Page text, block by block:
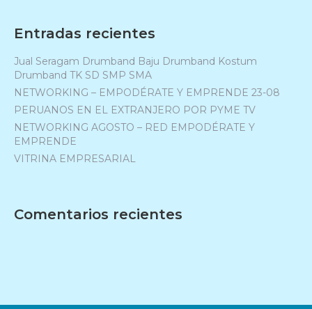
Entradas recientes
Jual Seragam Drumband Baju Drumband Kostum
Drumband TK SD SMP SMA
NETWORKING – EMPODÉRATE Y EMPRENDE 23-08
PERUANOS EN EL EXTRANJERO POR PYME TV
NETWORKING AGOSTO – RED EMPODÉRATE Y
EMPRENDE
VITRINA EMPRESARIAL
Comentarios recientes